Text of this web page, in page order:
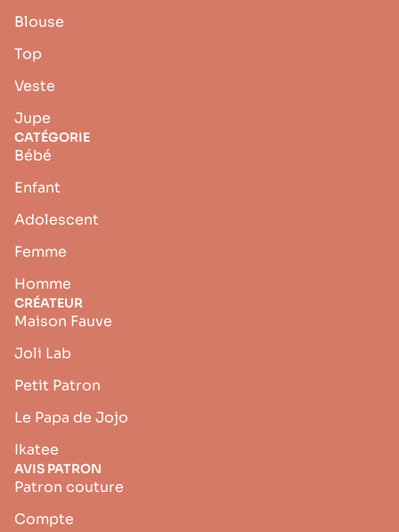
Blouse
Top
Veste
Jupe
CATÉGORIE
Bébé
Enfant
Adolescent
Femme
Homme
CRÉATEUR
Maison Fauve
Joli Lab
Petit Patron
Le Papa de Jojo
Ikatee
AVIS PATRON
Patron couture
Compte